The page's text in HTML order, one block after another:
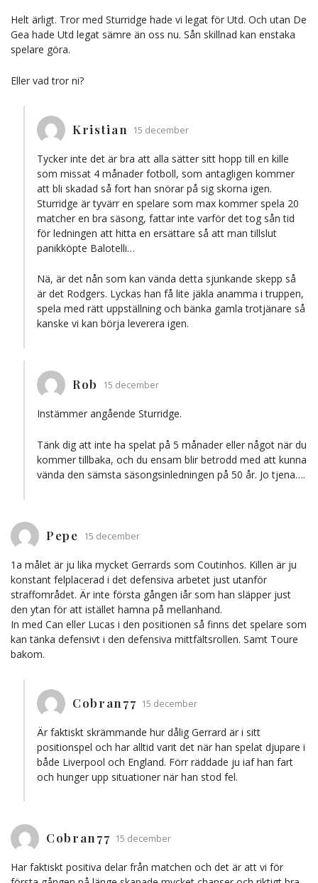
Helt ärligt. Tror med Sturridge hade vi legat för Utd. Och utan De
Gea hade Utd legat sämre än oss nu. Sån skillnad kan enstaka
spelare göra.
Eller vad tror ni?
Kristian 15 december
Tycker inte det är bra att alla sätter sitt hopp till en kille
som missat 4 månader fotboll, som antagligen kommer
att bli skadad så fort han snörar på sig skorna igen.
Sturridge är tyvärr en spelare som max kommer spela 20
matcher en bra säsong, fattar inte varför det tog sån tid
för ledningen att hitta en ersättare så att man tillslut
panikköpte Balotelli…
Nä, är det nån som kan vända detta sjunkande skepp så
är det Rodgers. Lyckas han få lite jäkla anamma i truppen,
spela med rätt uppställning och bänka gamla trotjänare så
kanske vi kan börja leverera igen.
Rob 15 december
Instämmer angående Sturridge.
Tänk dig att inte ha spelat på 5 månader eller något när du
kommer tillbaka, och du ensam blir betrodd med att kunna
vända den sämsta säsongsinledningen på 50 år. Jo tjena….
Pepe 15 december
1a målet är ju lika mycket Gerrards som Coutinhos. Killen är ju
konstant felplacerad i det defensiva arbetet just utanför
straffområdet. Är inte första gången iår som han släpper just
den ytan för att istället hamna på mellanhand.
In med Can eller Lucas i den positionen så finns det spelare som
kan tänka defensivt i den defensiva mittfältsrollen. Samt Toure
bakom.
Cobran77 15 december
Är faktiskt skrämmande hur dålig Gerrard är i sitt
positionspel och har alltid varit det när han spelat djupare i
både Liverpool och England. Förr räddade ju iaf han fart
och hunger upp situationer när han stod fel.
Cobran77 15 december
Har faktiskt positiva delar från matchen och det är att vi för